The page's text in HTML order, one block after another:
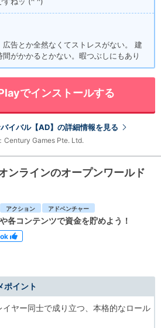
広告とか全然なくてストレスがない。 建
がかかるとかない。暇つぶしにもあり
でインストールする
イバル【AD】の詳細情報を見る
Century Games Pte. Ltd.
ンラインのオープンワールド
アクション アドベンチャー
各コンテンツで資金を貯めよう！
ポイント
イヤー同士で成り立つ、本格的なロール